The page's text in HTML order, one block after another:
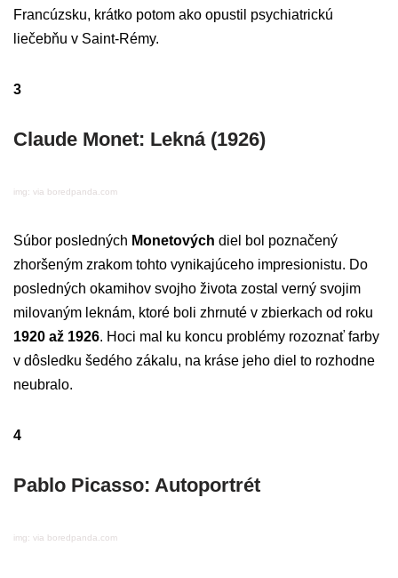
Francúzsku, krátko potom ako opustil psychiatrickú
liečebňu v Saint-Rémy.
3
Claude Monet: Lekná (1926)
img: via boredpanda.com
Súbor posledných Monetových diel bol poznačený
zhoršeným zrakom tohto vynikajúceho impresionistu. Do
posledných okamihov svojho života zostal verný svojim
milovaným leknám, ktoré boli zhrnuté v zbierkach od roku
1920 až 1926. Hoci mal ku koncu problémy rozoznať farby
v dôsledku šedého zákalu, na kráse jeho diel to rozhodne
neubralo.
4
Pablo Picasso: Autoportrét
img: via boredpanda.com